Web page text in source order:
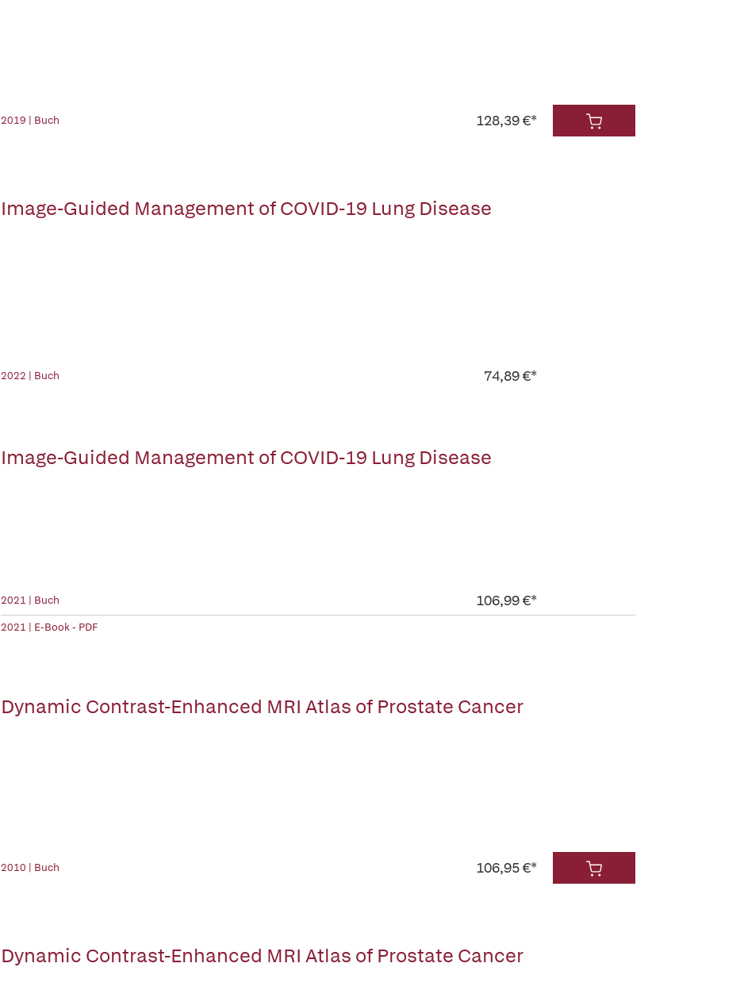
2019 | Buch 128,39 €*
Image-Guided Management of COVID-19 Lung Disease
2022 | Buch 74,89 €*
Image-Guided Management of COVID-19 Lung Disease
2021 | Buch 106,99 €*
2021 | E-Book - PDF
Dynamic Contrast-Enhanced MRI Atlas of Prostate Cancer
2010 | Buch 106,95 €*
Dynamic Contrast-Enhanced MRI Atlas of Prostate Cancer